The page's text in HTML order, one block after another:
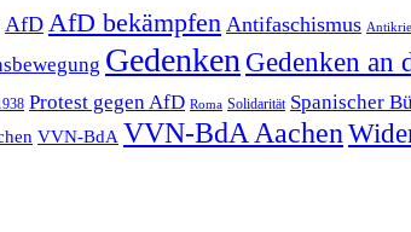
AfD AfD bekämpfen Antifaschismus
Gedenken Gedenken an
Protest gegen AfD Roma Solidarität Spanischer
VVN-BdA VVN-BdA Aachen